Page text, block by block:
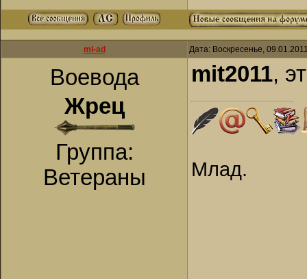
ml-ad Дата: Воскресенье,
Воевода
Жрец
Группа:
Ветераны
mit2011,
Млад.